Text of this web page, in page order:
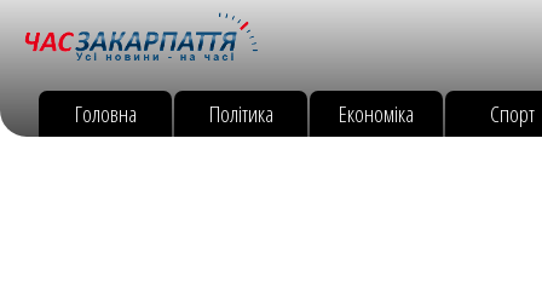
Головна Політика Економіка Спорт